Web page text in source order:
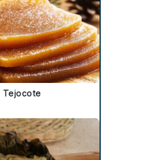
Tejocote